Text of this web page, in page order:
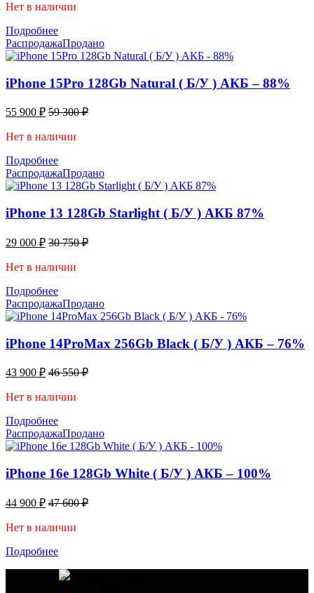
Нет в наличии
Подробнее
РаспродажаПродано
iPhone 15Pro 128Gb Natural ( Б/У ) АКБ – 88%
55 900 ₽ 59 300₽
Нет в наличии
Подробнее
РаспродажаПродано
iPhone 13 128Gb Starlight ( Б/У ) АКБ 87%
29 000 ₽ 30 750₽
Нет в наличии
Подробнее
РаспродажаПродано
iPhone 14ProMax 256Gb Black ( Б/У ) АКБ – 76%
43 900 ₽ 46 550₽
Нет в наличии
Подробнее
РаспродажаПродано
iPhone 16e 128Gb White ( Б/У ) АКБ – 100%
44 900 ₽ 47 600₽
Нет в наличии
Подробнее